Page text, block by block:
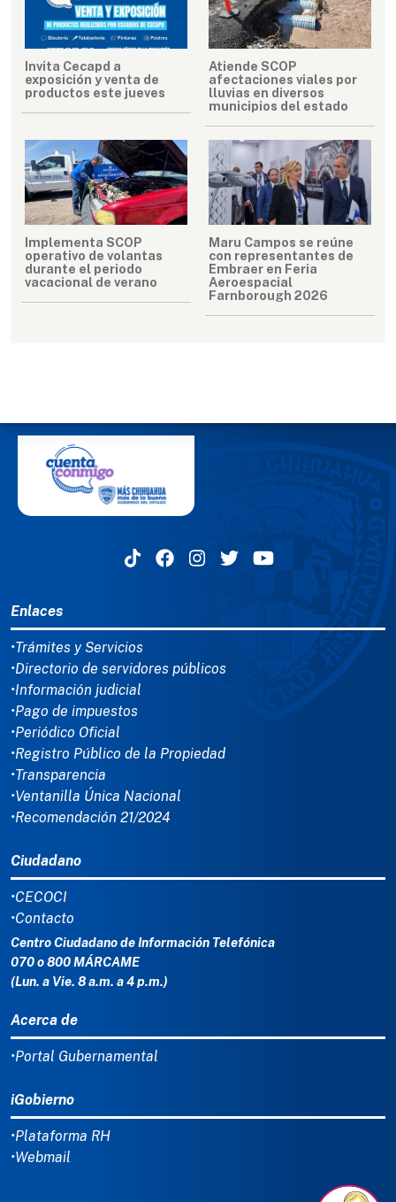
Invita Cecapd a
exposición y venta de
productos este jueves
Atiende SCOP
afectaciones viales por
lluvias en diversos
municipios del estado
Implementa SCOP
operativo de volantas
durante el periodo
vacacional de verano
Maru Campos se reúne
con representantes de
Embraer en Feria
Aeroespacial
Farnborough 2026
Enlaces
•Trámites y Servicios
•Directorio de servidores públicos
•Información judicial
•Pago de impuestos
•Periódico Oficial
•Registro Público de la Propiedad
•Transparencia
•Ventanilla Única Nacional
•Recomendación 21/2024
Ciudadano
•CECOCI
•Contacto
Centro Ciudadano de Información Telefónica
070 o 800 MÁRCAME
(Lun. a Vie. 8 a.m. a 4 p.m.)
Acerca de
•Portal Gubernamental
iGobierno
•Plataforma RH
•Webmail